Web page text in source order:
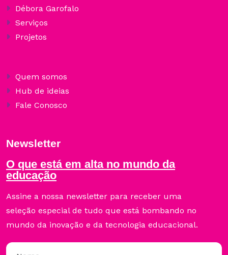
Débora Garofalo
Serviços
Projetos
Quem somos
Hub de ideias
Fale Conosco
Newsletter
O que está em alta no mundo da
educação
Assine a nossa newsletter para receber uma
seleção especial de tudo que está bombando no
mundo da inovação e da tecnologia educacional.